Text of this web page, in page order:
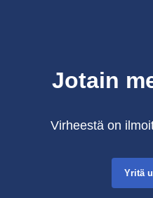
Jotain
Virheestä on
Yritä